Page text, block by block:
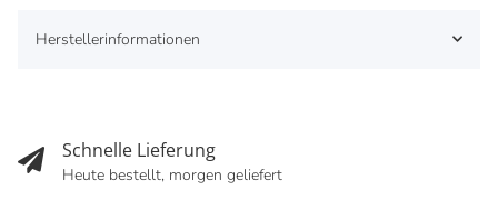
Herstellerinformationen
Schnelle Lieferung
Heute bestellt, morgen geliefert